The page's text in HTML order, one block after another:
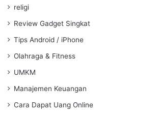
religi
Review Gadget Singkat
Tips Android / iPhone
Olahraga & Fitness
UMKM
Manajemen Keuangan
Cara Dapat Uang Online